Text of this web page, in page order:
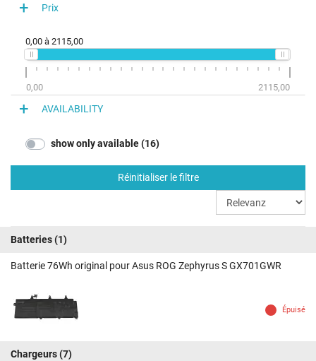
Prix
0,00 à 2115,00
0,00 2115,00
AVAILABILITY
show only available (16)
Réinitialiser le filtre
Batteries(1)
Batterie 76Wh original pour Asus ROG Zephyrus S GX701GWR
Épuisé
Chargeurs(7)